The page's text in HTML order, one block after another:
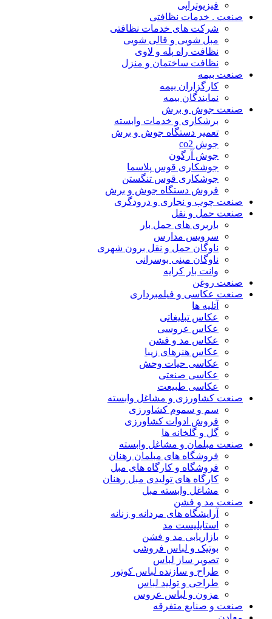
فیزیوتراپی
صنعت . خدمات نظافتی
شرکت های خدمات نظافتی
مبل شویی و قالی شویی
نظافت راه پله و لاوی
نظافت ساختمان و منزل
صنعت بیمه
کارگزاران بیمه
نمایندگان بیمه
صنعت جوش و برش
برشکاری و خدمات وابسته
تعمیر دستگاه جوش و برش
جوش co2
جوش آرگون
جوشکاری قوس پلاسما
جوشکاری قوس تنگستن
فروش دستگاه جوش و برش
صنعت چوب و نجاری و درودگری
صنعت حمل و نقل
باربری های حمل بار
سرویس مدارس
ناوگان حمل و نقل برون شهری
ناوگان مینی بوسرانی
وانت بار کرایه
صنعت روغن
صنعت عکاسی و فیلمبرداری
آتلیه ها
عکاس تبلیغاتی
عکاس عروسی
عکاس مد و فشن
عکاس هنرهای زیبا
عکاسی حیات وحش
عکاسی صنعتی
عکاسی طبیعت
صنعت کشاورزی و مشاغل وابسته
سم و سموم کشاورزی
فروش ادوات کشاورزی
گل و گلخانه ها
صنعت مبلمان و مشاغل وابسته
فروشگاه های مبلمان رهنان
فروشگاه و کارگاه های مبل
کارگاه های تولیدی مبل رهنان
مشاغل وابسته مبل
صنعت مد و فشن
آرایشگاه های مردانه و زنانه
استایلیست مد
بازاریابی مد و فشن
بوتیک و لباس فروشی
تصویر ساز لباس
طراح و سازنده لباس کوتور
طراحی و تولید لباس
مزون و لباس عروس
صنعت و صنایع متفرقه